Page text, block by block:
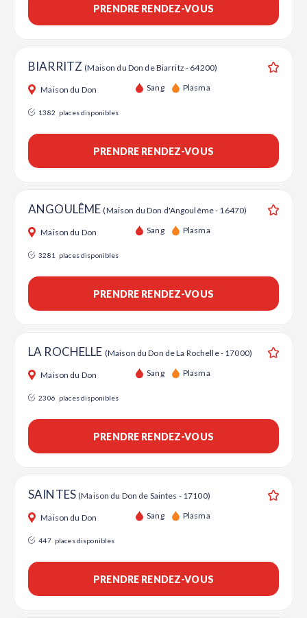
PRENDRE RENDEZ-VOUS
BIARRITZ(Maison du Don de Biarritz - 64200)
Maison du Don Sang Plasma
1382 places disponibles
PRENDRE RENDEZ-VOUS
ANGOULÊME(Maison du Don d'Angoulême - 16470)
Maison du Don Sang Plasma
3281 places disponibles
PRENDRE RENDEZ-VOUS
LA ROCHELLE (Maison du Don de La Rochelle - 17000)
Maison du Don Sang Plasma
2306 places disponibles
PRENDRE RENDEZ-VOUS
SAINTES(Maison du Don de Saintes - 17100)
Maison du Don Sang Plasma
447 places disponibles
PRENDRE RENDEZ-VOUS